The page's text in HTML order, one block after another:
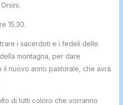
15.30.
i sacerdoti e i fedeli delle
montagna, per dare
il nuovo anno pastorale, che avrà
di tutti coloro che vorranno